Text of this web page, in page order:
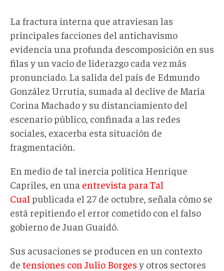
La fractura interna que atraviesan las
principales facciones del antichavismo
evidencia una profunda descomposición en sus
filas y un vacío de liderazgo cada vez más
pronunciado. La salida del país de Edmundo
González Urrutia, sumada al declive de María
Corina Machado y su distanciamiento del
escenario público, confinada a las redes
sociales, exacerba esta situación de
fragmentación.
En medio de tal inercia política Henrique
Capriles, en una entrevista para Tal
Cual publicada el 27 de octubre, señala cómo se
está repitiendo el error cometido con el falso
gobierno de Juan Guaidó.
Sus acusaciones se producen en un contexto
de tensiones con Julio Borges y otros sectores